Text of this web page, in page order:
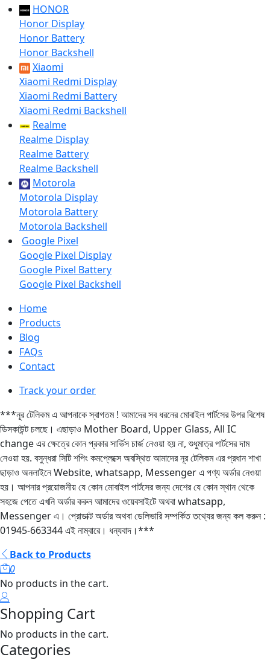
HONOR
Honor Display
Honor Battery
Honor Backshell
Xiaomi
Xiaomi Redmi Display
Xiaomi Redmi Battery
Xiaomi Redmi Backshell
Realme
Realme Display
Realme Battery
Realme Backshell
Motorola
Motorola Display
Motorola Battery
Motorola Backshell
Google Pixel
Google Pixel Display
Google Pixel Battery
Google Pixel Backshell
Home
Products
Blog
FAQs
Contact
Track your order
***নূর টেলিকম এ আপনাকে স্বাগতম ! আমাদের সব ধরনের মোবাইল পার্টসের উপর বিশেষ
ডিসকাউন্ট চলছে। এছাড়াও Mother Board, Upper Glass, All IC
change এর ক্ষেত্রে কোন প্রকার সার্ভিস চার্জ নেওয়া হয় না, শুধুমাত্র পার্টসের দাম
নেওয়া হয়. বসুন্ধরা সিটি শপিং কমপ্লেক্সে অবস্থিত আমাদের নূর টেলিকম এর প্রধান শাখা
ছাড়াও অনলাইনে Website, whatsapp, Messenger এ পণ্য অর্ডার নেওয়া
হয়। আপনার প্রয়োজনীয় যে কোন মোবাইল পার্টসের জন্য দেশের যে কোন স্থান থেকে
সহজে পেতে এখনি অর্ডার করুন আমাদের ওয়েবসাইটে অথবা whatsapp,
Messenger এ। প্রোডাক্ট অর্ডার অথবা ডেলিভারি সম্পর্কিত তথ্যের জন্য কল করুন :
01945-663344 এই নাম্বারে। ধন্যবাদ।***
Back to Products
0
No products in the cart.
Shopping Cart
No products in the cart.
Categories